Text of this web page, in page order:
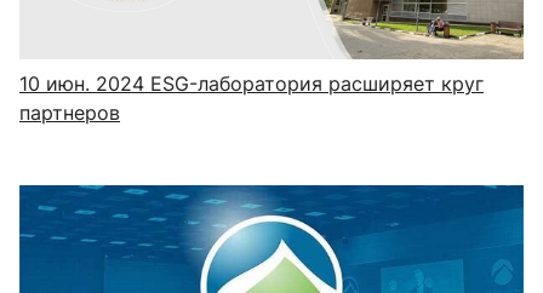
10 июн. 2024 ESG-лаборатория расширяет круг
партнеров